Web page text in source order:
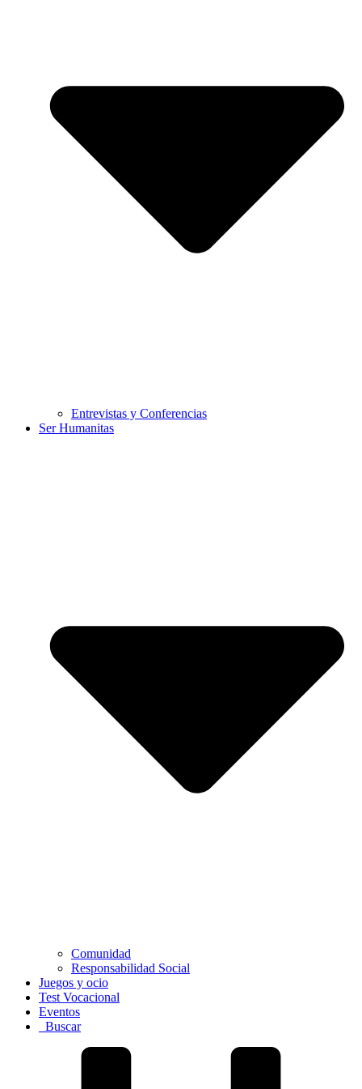
Entrevistas y Conferencias
Ser Humanitas
Comunidad
Responsabilidad Social
Juegos y ocio
Test Vocacional
Eventos
Buscar